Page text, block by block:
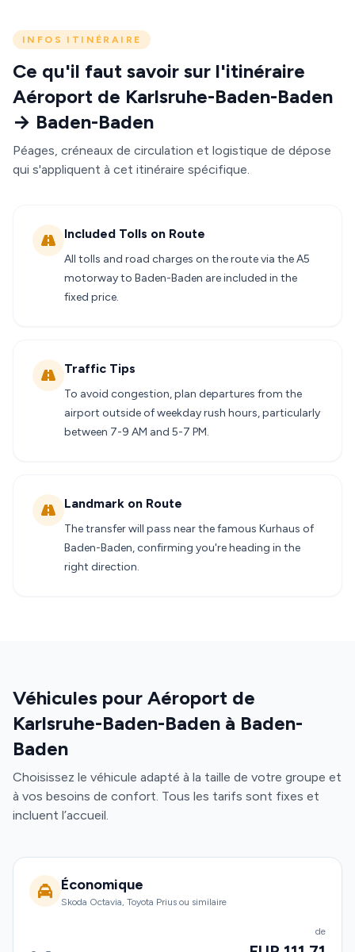
INFOS ITINÉRAIRE
Ce qu'il faut savoir sur l'itinéraire
Aéroport de Karlsruhe-Baden-Baden
→ Baden-Baden
Péages, créneaux de circulation et logistique de dépose
qui s'appliquent à cet itinéraire spécifique.
Included Tolls on Route
All tolls and road charges on the route via the A5
motorway to Baden-Baden are included in the
fixed price.
Traffic Tips
To avoid congestion, plan departures from the
airport outside of weekday rush hours, particularly
between 7-9 AM and 5-7 PM.
Landmark on Route
The transfer will pass near the famous Kurhaus of
Baden-Baden, confirming you're heading in the
right direction.
Véhicules pour Aéroport de
Karlsruhe-Baden-Baden à Baden-
Baden
Choisissez le véhicule adapté à la taille de votre groupe et
à vos besoins de confort. Tous les tarifs sont fixes et
incluent l’accueil.
Économique
Skoda Octavia, Toyota Prius ou similaire
de